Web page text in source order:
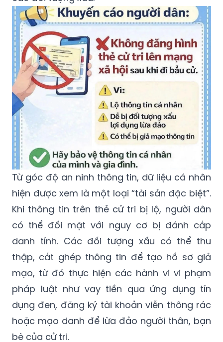
Từ góc độ an ninh thông tin, dữ liệu cá nhân
hiện được xem là một loại “tài sản đặc biệt”.
Khi thông tin trên thẻ cử tri bị lộ, người dân
có thể đối mặt với nguy cơ bị đánh cắp
danh tính. Các đối tượng xấu có thể thu
thập, cắt ghép thông tin để tạo hồ sơ giả
mạo, từ đó thực hiện các hành vi vi phạm
pháp luật như vay tiền qua ứng dụng tín
dụng đen, đăng ký tài khoản viễn thông rác
hoặc mạo danh để lừa đảo người thân, bạn
bè của cử tri.